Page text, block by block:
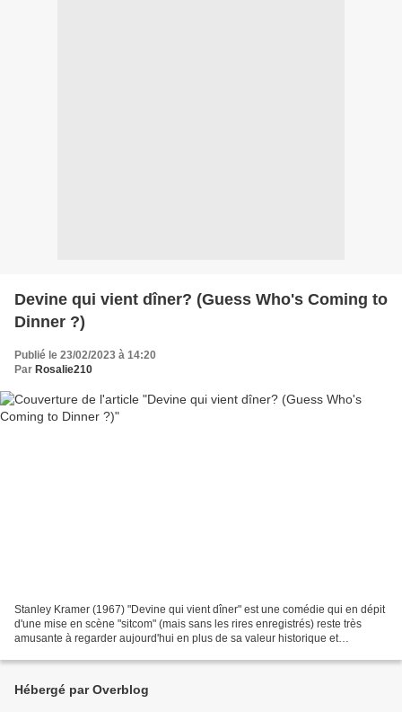
Devine qui vient dîner? (Guess Who's Coming to
Dinner ?)
Publié le 23/02/2023 à 14:20
Par Rosalie210
Stanley Kramer (1967) "Devine qui vient dîner" est une comédie qui en dépit
d'une mise en scène "sitcom" (mais sans les rires enregistrés) reste très
amusante à regarder aujourd'hui en plus de sa valeur historique et
Hébergé par Overblog